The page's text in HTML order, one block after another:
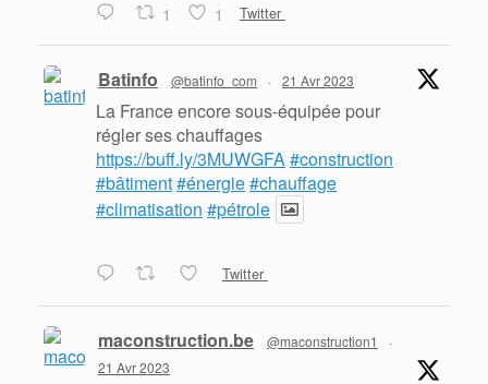
1 1 Twitter
Batinfo @batinfo_com · 21 Avr 2023
La France encore sous-équipée pour
régler ses chauffages
https://buff.ly/3MUWGFA#construction
#bâtiment#énergie#chauffage
#climatisation #pétrole
Twitter
maconstruction.be @maconstruction1
·
21 Avr 2023